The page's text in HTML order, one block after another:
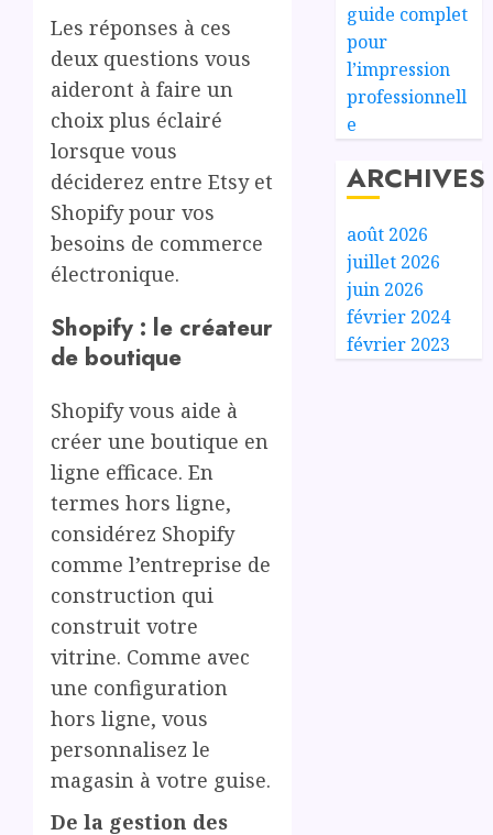
Les réponses à ces
deux questions vous
aideront à faire un
choix plus éclairé
lorsque vous
déciderez entre Etsy et
Shopify pour vos
besoins de commerce
électronique.
Shopify : le créateur
de boutique
Shopify vous aide à
créer une boutique en
ligne efficace. En
termes hors ligne,
considérez Shopify
comme l’entreprise de
construction qui
construit votre
vitrine. Comme avec
une configuration
hors ligne, vous
personnalisez le
magasin à votre guise.
De la gestion des
guide complet
pour
l’impression
professionnell
e
ARCHIVES
août 2026
juillet 2026
juin 2026
février 2024
février 2023